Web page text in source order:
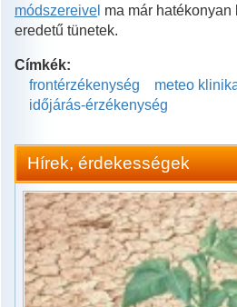
módszereive ma már
eredetű tünetek.
Címkék:
frontérzékenység
meteo
időjárás-érzékenység
Hírek, érdekességek